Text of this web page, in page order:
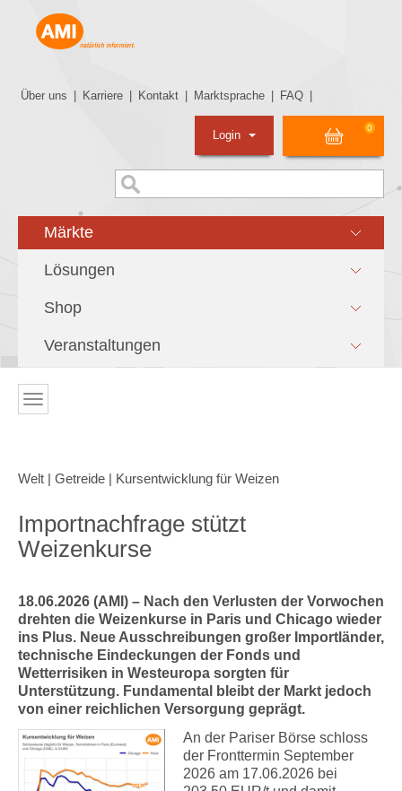
Über uns Karriere Kontakt Marktsprache FAQ
0
Login
Märkte
Lösungen
Shop
Veranstaltungen
Welt | Getreide | Kursentwicklung für Weizen
Importnachfrage stützt
Weizenkurse
18.06.2026 (AMI) – Nach den Verlusten der Vorwochen
drehten die Weizenkurse in Paris und Chicago wieder
ins Plus. Neue Ausschreibungen großer Importländer,
technische Eindeckungen der Fonds und
Wetterrisiken in Westeuropa sorgten für
Unterstützung. Fundamental bleibt der Markt jedoch
von einer reichlichen Versorgung geprägt.
An der Pariser Börse schloss
der Fronttermin September
2026 am 17.06.2026 bei